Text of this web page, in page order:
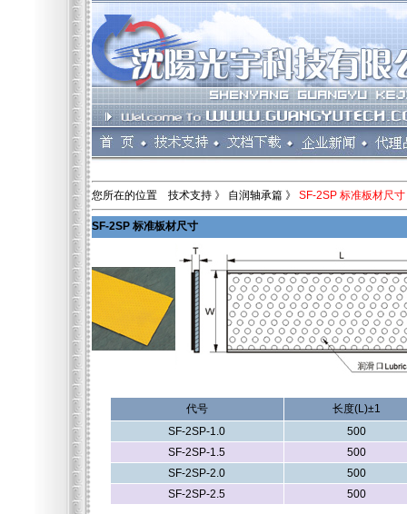
您所在的位置 技术支持 》 自润轴承篇 》 SF-2SP 标准板材尺寸
SF-2SP 标准板材尺寸
代号
长度(L)±1
SF-2SP-1.0
500
SF-2SP-1.5
500
SF-2SP-2.0
500
SF-2SP-2.5
500